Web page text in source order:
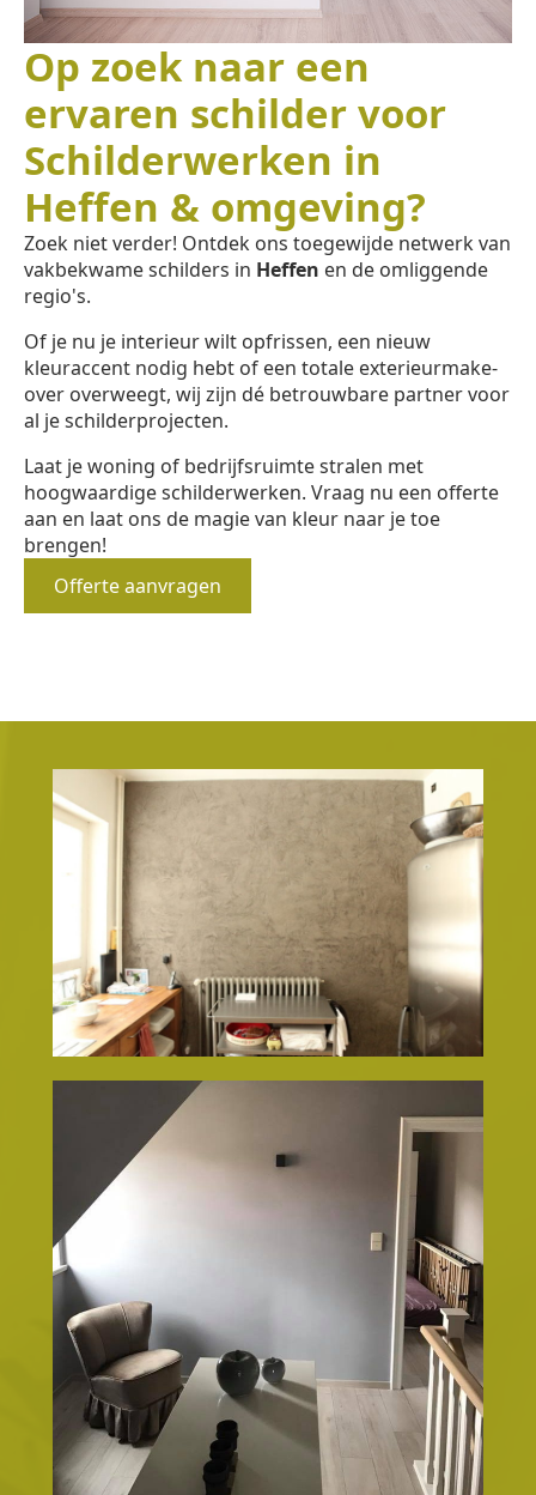
Op zoek naar een
ervaren schilder voor
Schilderwerken in
Heffen & omgeving?
Zoek niet verder! Ontdek ons toegewijde netwerk van
vakbekwame schilders in Heffen en de omliggende
regio's.
Of je nu je interieur wilt opfrissen, een nieuw
kleuraccent nodig hebt of een totale exterieurmake-
over overweegt, wij zijn dé betrouwbare partner voor
al je schilderprojecten.
Laat je woning of bedrijfsruimte stralen met
hoogwaardige schilderwerken. Vraag nu een offerte
aan en laat ons de magie van kleur naar je toe
brengen!
Offerte aanvragen